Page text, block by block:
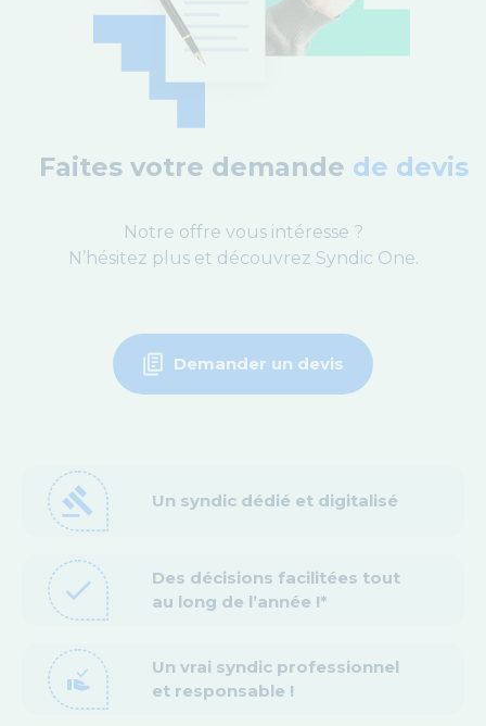
Faites votre demande de devis
Notre offre vous intéresse ?
N’hésitez plus et découvrez Syndic One.
Demander un devis
gavel Un syndic dédié et digitalisé
check
Des décisions facilitées tout
au long de l’année !*
approval_delegation
Un vrai syndic professionnel
et responsable !